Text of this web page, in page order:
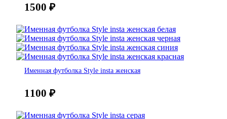
1500 ₽
Именная футболка Style insta женская
1100 ₽